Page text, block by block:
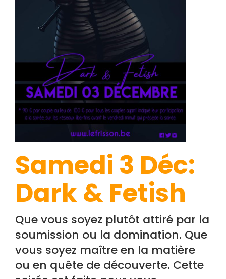
Samedi 3 Déc:
Dark & Fetish
Que vous soyez plutôt attiré par la
soumission ou la domination. Que
vous soyez maître en la matière
ou en quête de découverte. Cette